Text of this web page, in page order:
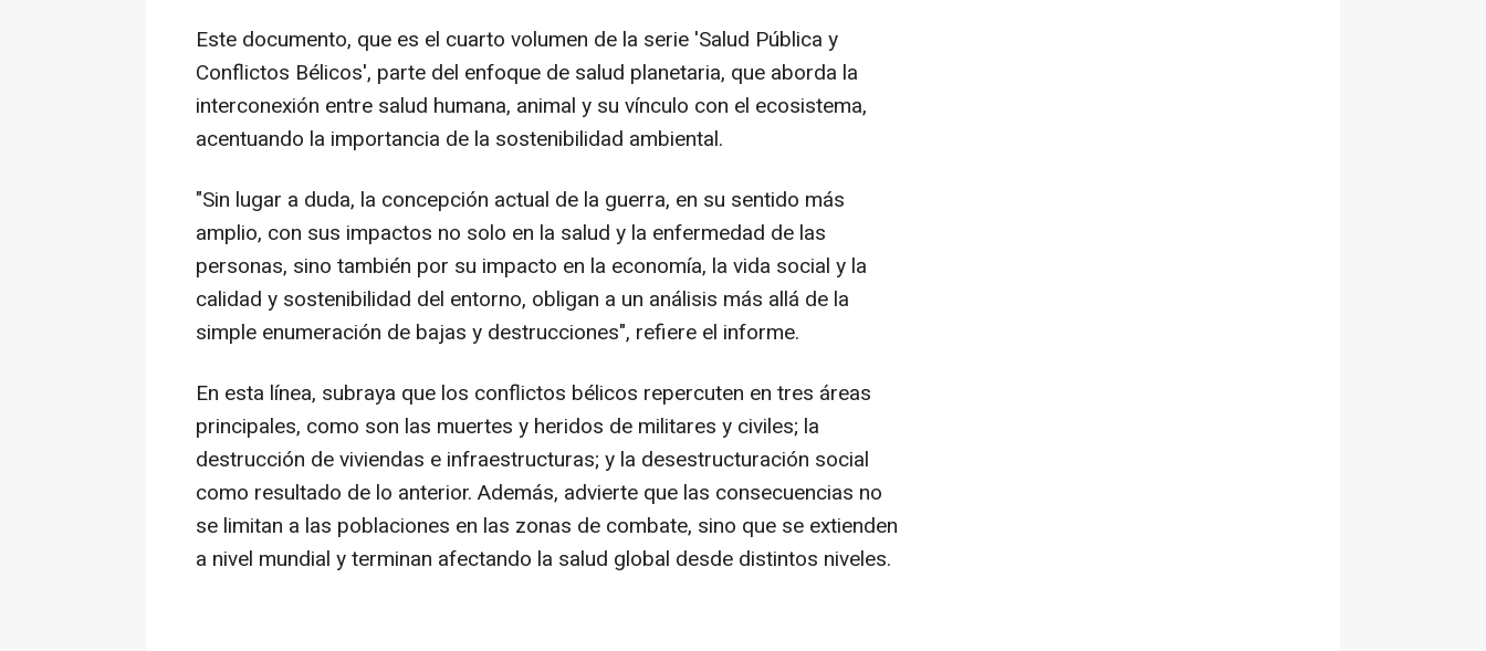
Este documento, que es el cuarto volumen de la serie 'Salud Pública y
Conflictos Bélicos', parte del enfoque de salud planetaria, que aborda la
interconexión entre salud humana, animal y su vínculo con el ecosistema,
acentuando la importancia de la sostenibilidad ambiental.
"Sin lugar a duda, la concepción actual de la guerra, en su sentido más
amplio, con sus impactos no solo en la salud y la enfermedad de las
personas, sino también por su impacto en la economía, la vida social y la
calidad y sostenibilidad del entorno, obligan a un análisis más allá de la
simple enumeración de bajas y destrucciones", refiere el informe.
En esta línea, subraya que los conflictos bélicos repercuten en tres áreas
principales, como son las muertes y heridos de militares y civiles; la
destrucción de viviendas e infraestructuras; y la desestructuración social
como resultado de lo anterior. Además, advierte que las consecuencias no
se limitan a las poblaciones en las zonas de combate, sino que se extienden
a nivel mundial y terminan afectando la salud global desde distintos niveles.